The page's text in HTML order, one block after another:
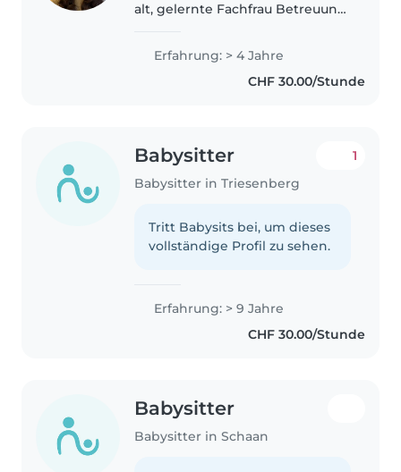
alt, gelernte Fachfrau Betreuung
Ausbildung, meine
Berufserfahrung und mein
Familienleben habe ich
Erfahrung: > 4 Jahre
CHF 30.00/Stunde
Babysitter
Babysitter in Triesenberg
1
Tritt Babysits bei, um dieses
vollständige Profil zu sehen.
Erfahrung: > 9 Jahre
CHF 30.00/Stunde
Babysitter
Babysitter in Schaan